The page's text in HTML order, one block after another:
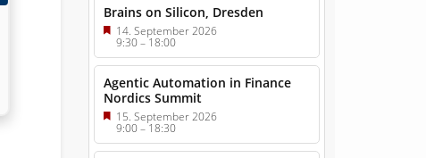
Brains on Silicon, Dresden
14. September 2026
9:30–18:00
Agentic Automation in Finance
Nordics Summit
15. September 2026
9:00–18:30